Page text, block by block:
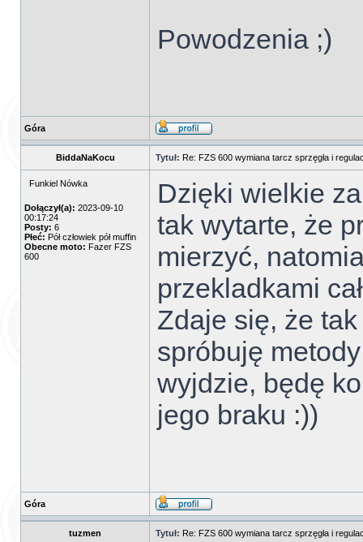
Powodzenia ;)
Góra
BiddaNaKocu Tytuł: Re: FZS 600 wymiana tarcz sprzęgła i
Funkiel Nówka
Dołączył(a): 2023-09-10
00:17:24
Posty: 6
Płeć: Pół człowiek pół muffin
Obecne moto: Fazer FZS
600
Dzięki wielkie
tak wytarte, że
mierzyć,
przekladkami
Zdaje się, że
spróbuję
wyjdzie, będę
jego braku :))
Góra
tuzmen Tytuł: Re: FZS 600 wymiana tarcz sprzęgła i